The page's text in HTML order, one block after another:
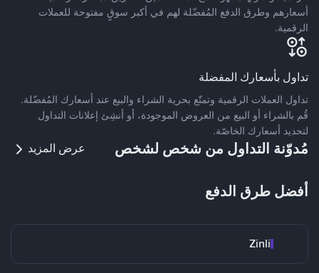
أسعارهم وطرق الدفع المُفضّلة لهم في أكبر سوقٍ مفتوحة للعملات
الرقمية.
تداول بأسعارك المفضلة
تداول العملات الرقمية وتمتّع بحرية الشراء والبيع عند أسعارك المُفضّلة.
قُم بالشراء أو البيع من العروض الموجودة، أو أنشِئ إعلانات التداول
لتحديد أسعارك الخاصّة.
مُدوّنة التداول من شخص لشخص عرض المزيد
أفضل طرق الدفع
Zinli